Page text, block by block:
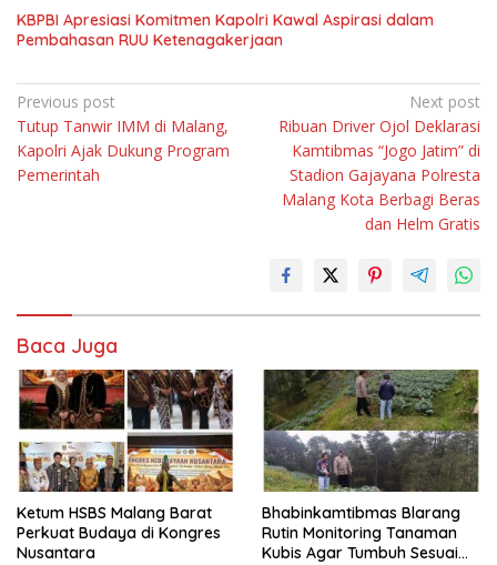
KBPBI Apresiasi Komitmen Kapolri Kawal Aspirasi dalam
Pembahasan RUU Ketenagakerjaan
Navigasi
pos
Previous post
Tutup Tanwir IMM di Malang,
Kapolri Ajak Dukung Program
Pemerintah
Next post
Ribuan Driver Ojol Deklarasi
Kamtibmas “Jogo Jatim” di
Stadion Gajayana Polresta
Malang Kota Berbagi Beras
dan Helm Gratis
Baca Juga
Ketum HSBS Malang Barat
Perkuat Budaya di Kongres
Nusantara
Bhabinkamtibmas Blarang
Rutin Monitoring Tanaman
Kubis Agar Tumbuh Sesuai